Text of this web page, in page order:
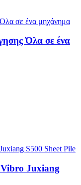
Όλα σε ένα
Vibro Juxiang